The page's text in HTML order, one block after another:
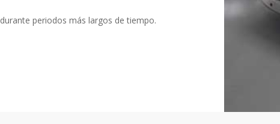
durante periodos más largos de tiempo.